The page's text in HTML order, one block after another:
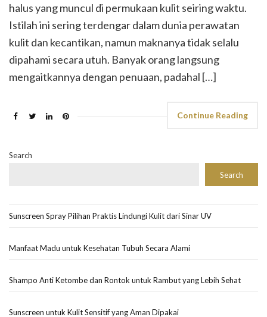
halus yang muncul di permukaan kulit seiring waktu.
Istilah ini sering terdengar dalam dunia perawatan
kulit dan kecantikan, namun maknanya tidak selalu
dipahami secara utuh. Banyak orang langsung
mengaitkannya dengan penuaan, padahal […]
Continue Reading
Search
Search
Sunscreen Spray Pilihan Praktis Lindungi Kulit dari Sinar UV
Manfaat Madu untuk Kesehatan Tubuh Secara Alami
Shampo Anti Ketombe dan Rontok untuk Rambut yang Lebih Sehat
Sunscreen untuk Kulit Sensitif yang Aman Dipakai